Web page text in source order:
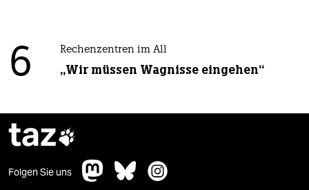
6 Rechenzentren im All
„Wir müssen Wagnisse eingehen“
taz
Folgen Sie uns